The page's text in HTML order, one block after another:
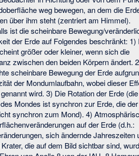
weg bewegen, an dem die
über ihm steht (zentriert am Himmel).
ist die scheinbare Bewegung/
der Erde auf Folgendes beschränkt: 1)
größer oder kleiner, wenn sich die
zwischen den beiden Körpern ändert.
scheinbare Bewegung der Erde
der Mondumlaufbahn, wobei dieser
wird. 3) Die Rotation der Erde (die
Mondes ist synchron zur Erde, die
synchron zum Mond). 4)
auf der Erde (d.h.:
sich ändernde Jahreszeiten
die auf dem Bild sichtbar sind,